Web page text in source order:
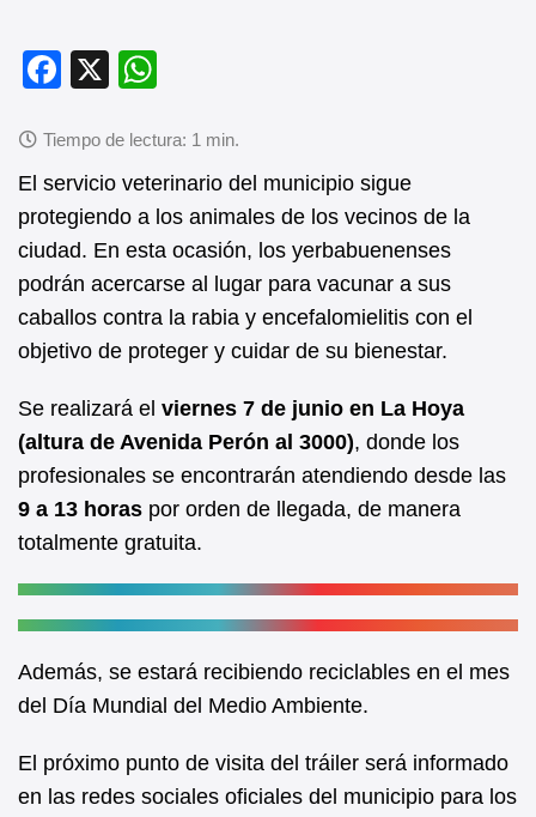
F
c
e
b
o
o
k
X
at
s
A
p
p
El servicio veterinario del municipio sigue
protegiendo a los animales de los vecinos de la
ciudad. En esta ocasión, los yerbabuenenses
podrán acercarse al lugar para vacunar a sus
caballos contra la rabia y encefalomielitis con el
objetivo de proteger y cuidar de su bienestar.
Se realizará el viernes 7 de junio en La Hoya
(altura de Avenida Perón al 3000), donde los
profesionales se encontrarán atendiendo desde las
9 a 13 horas por orden de llegada, de manera
totalmente gratuita.
Además, se estará recibiendo reciclables en el mes
del Día Mundial del Medio Ambiente.
El próximo punto de visita del tráiler será informado
en las redes sociales oficiales del municipio para los